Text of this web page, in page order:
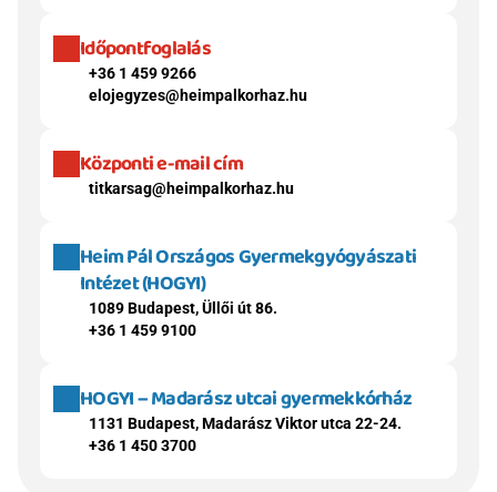
Időpontfoglalás
+36 1 459 9266
elojegyzes@heimpalkorhaz.hu
Központi e-mail cím
titkarsag@heimpalkorhaz.hu
Heim Pál Országos Gyermekgyógyászati
Intézet (HOGYI)
1089 Budapest, Üllői út 86.
+36 1 459 9100
HOGYI – Madarász utcai gyermekkórház
1131 Budapest, Madarász Viktor utca 22-24.
+36 1 450 3700